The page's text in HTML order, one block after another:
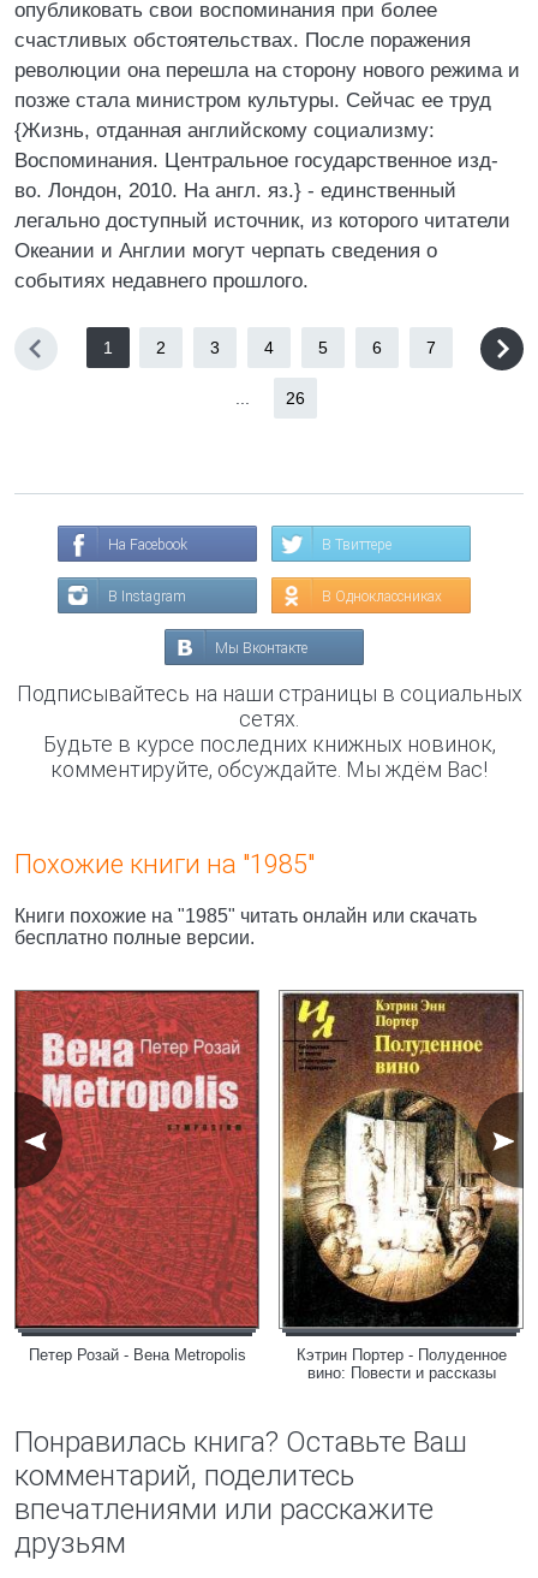
опубликовать свои воспоминания при более
счастливых обстоятельствах. После поражения
революции она перешла на сторону нового режима и
позже стала министром культуры. Сейчас ее труд
{Жизнь, отданная английскому социализму:
Воспоминания. Центральное государственное изд-
во. Лондон, 2010. На англ. яз.} - единственный
легально доступный источник, из которого читатели
Океании и Англии могут черпать сведения о
событиях недавнего прошлого.
1 2 3 4 5 6 7
26
На Facebook В Твиттере
В Instagram В Одноклассниках
Мы Вконтакте
Подписывайтесь на наши страницы в социальных
сетях.
Будьте в курсе последних книжных новинок,
комментируйте, обсуждайте. Мы ждём Вас!
Похожие книги на "1985"
Книги похожие на "1985" читать онлайн или скачать
бесплатно полные версии.
Петер Розай - Вена Metropolis
Кэтрин Портер - Полуденное
вино: Повести и рассказы
Понравилась книга? Оставьте Ваш
комментарий, поделитесь
впечатлениями или расскажите
друзьям